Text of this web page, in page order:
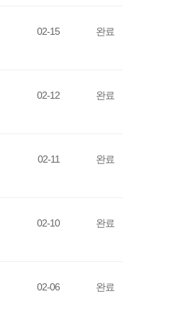
02-15 완료
02-12 완료
02-11 완료
02-10 완료
02-06 완료